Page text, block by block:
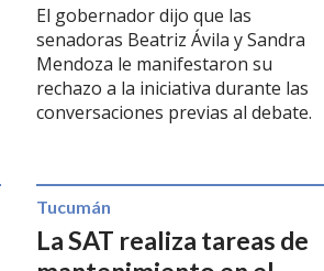
El gobernador dijo que las
senadoras Beatriz Ávila y Sandra
Mendoza le manifestaron su
rechazo a la iniciativa durante las
conversaciones previas al debate.
La SAT realiza tareas de
Tucumán